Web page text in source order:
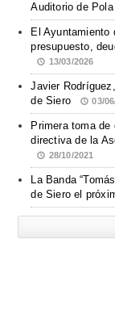
Auditorio de
El Ayuntamiento
presupuesto,
13/03/2026
Javier
de Siero
03/
Primera toma
directiva de la
28/10/2021
La Banda
de Siero el